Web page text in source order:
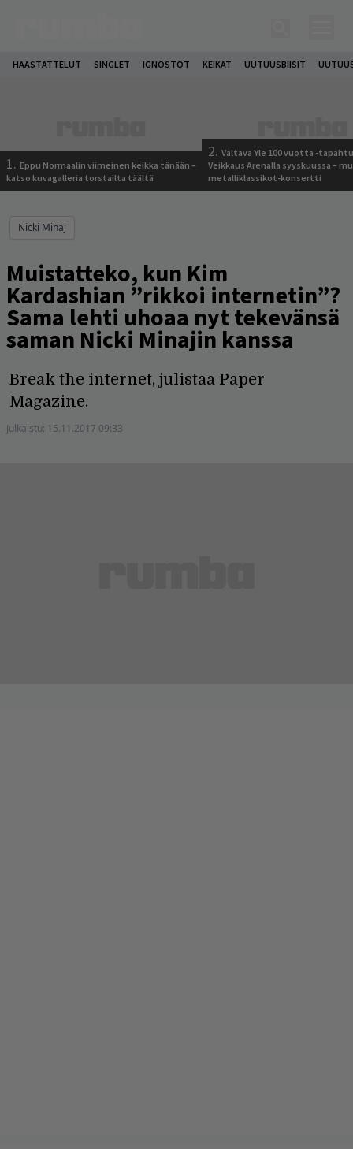
HAASTATTELUT SINGLET IGNOSTOT KEIKAT UUTUUSBIISIT
1. Eppu Normaalin viimeinen keikka tänään –
katso kuvagalleria torstailta täältä
2. Valtava Yle 100 vuotta -
Veikkaus Arenalla syyskuussa –
metalliklassikot-konsertti
Nicki Minaj
Muistatteko, kun Kim
Kardashian ”rikkoi internetin”?
Sama lehti uhoaa nyt tekevänsä
saman Nicki Minajin kanssa
Break the internet, julistaa Paper
Magazine.
Julkaistu: 15.11.2017 09:33